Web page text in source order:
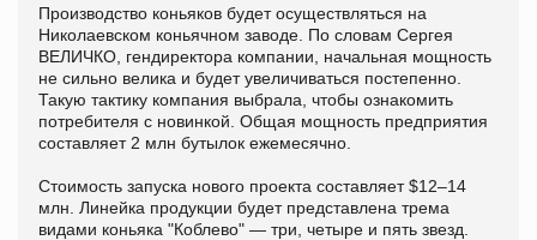
Производство коньяков будет осуществляться на
Николаевском коньячном заводе. По словам Сергея
ВЕЛИЧКО, гендиректора компании, начальная мощность
не сильно велика и будет увеличиваться постепенно.
Такую тактику компания выбрала, чтобы ознакомить
потребителя с новинкой. Общая мощность предприятия
составляет 2 млн бутылок ежемесячно.
Стоимость запуска нового проекта составляет $12–14
млн. Линейка продукции будет представлена трема
видами коньяка "Коблево" — три, четыре и пять звезд.